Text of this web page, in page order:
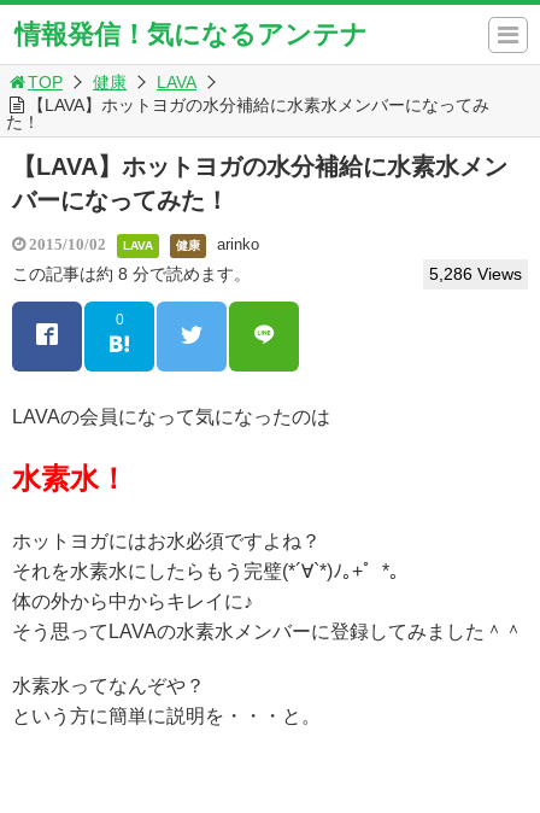
情報発信！気になるアンテナ
TOP 健康
LAVA
【LAVA】ホットヨガの水分補給に水素水メンバーになってみ
た！
【LAVA】ホットヨガの水分補給に水素水メン
バーになってみた！
2015/10/02 LAVA 健康 arinko
この記事は約 8 分で読めます。 5,286 Views
0
LAVAの会員になって気になったのは
水素水！
ホットヨガにはお水必須ですよね？
それを水素水にしたらもう完璧(*´∀`*)ﾉ｡+゜*｡
体の外から中からキレイに♪
そう思ってLAVAの水素水メンバーに登録してみました＾＾
水素水ってなんぞや？
という方に簡単に説明を・・・と。